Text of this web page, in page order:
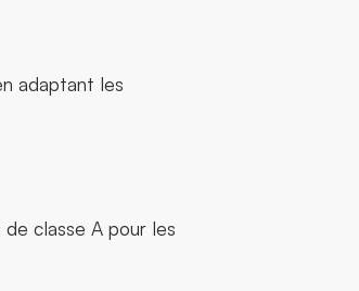
adaptant les
classe A pour les